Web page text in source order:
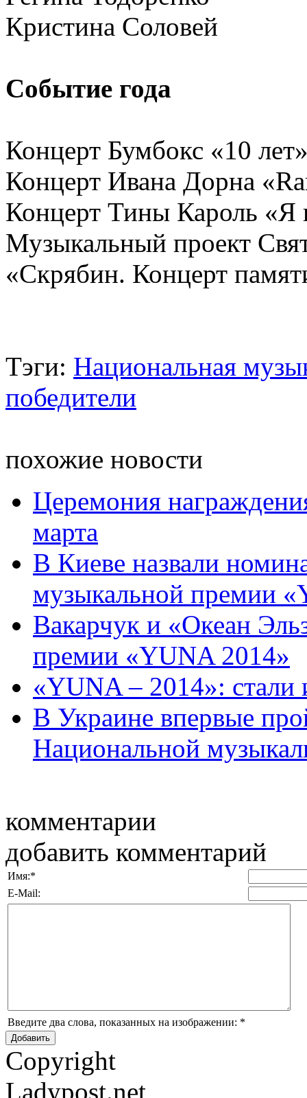
Кристина Соловей
Событие года
Концерт Бумбокс «10
Концерт Ивана Дорна
Концерт Тины Кароль
Музыкальный проект
«Скрябин. Концерт
Тэги: Национальная
победители
похожие новости
Церемония
марта
В Киеве назвали
музыкальной премии
Вакарчук и «Океан
премии «YUNA 2014»
«YUNA – 2014»:
В Украине впервые
Национальной
комментарии
добавить комментарий
Имя:*
E-Mail:
Введите два слова, показанных на изображении: *
Copyright
Ladypost.net